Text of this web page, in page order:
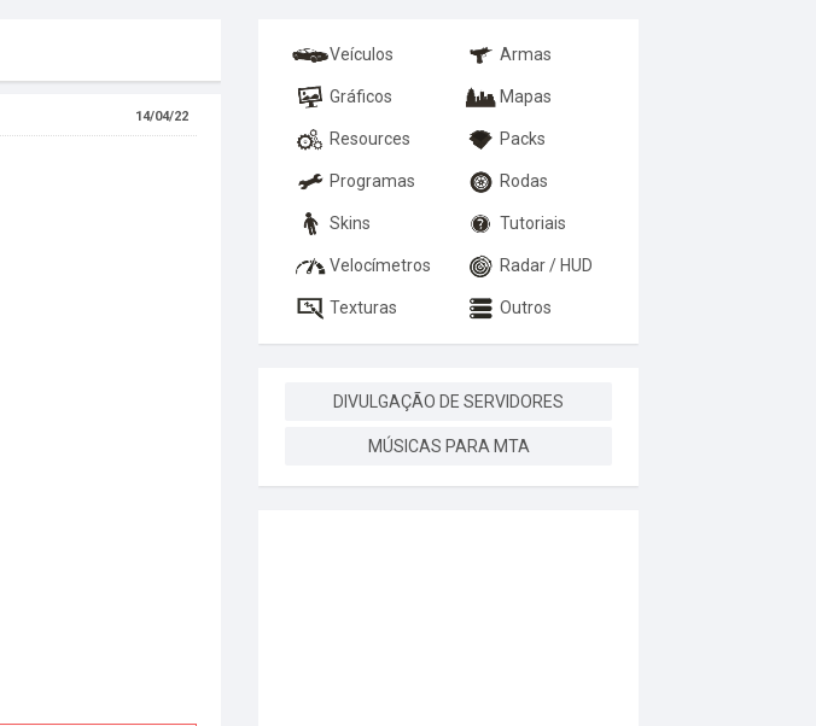
14/04/22
Veículos Armas
Gráficos Mapas
Resources Packs
Programas Rodas
Skins Tutoriais
Velocímetros Radar / HUD
Texturas Outros
DIVULGAÇÃO DE SERVIDORES
MÚSICAS PARA MTA